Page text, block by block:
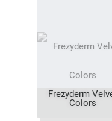
Frezyderm
Colors